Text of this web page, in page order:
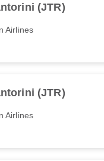
(JTR)
Airlines
(JTR)
Airlines